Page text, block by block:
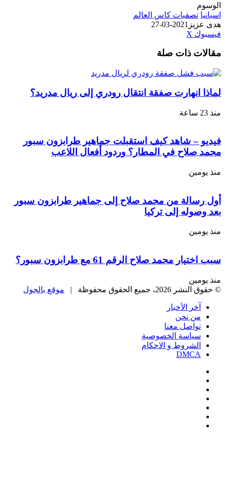
الوسوم
اسبانيا تصفيات كاس العالم
هدى عزيز 2021-03-27
فيسبوك ‫X
البريد
مقالات ذات صلة
لماذا انهارت صفقة انتقال رودري إلى ريال مدريد؟
منذ 23 ساعة
فيديو – شاهد كيف استقبلت جماهير طرابزون سبور
محمد صلاح في المطار؟ وردود أفعال اللاعب
منذ يومين
أول رسالة من محمد صلاح إلى جماهير طرابزون سبور
بعد وصوله إلى تركيا
منذ يومين
سبب اختيار محمد صلاح الرقم 61 مع طرابزون سبور؟
منذ يومين
© حقوق النشر 2026، جميع الحقوق محفوظة |
موقع بالجول
آخر الأخبار
من نحن
تواصل معنا
سياسة الخصوصية
الشروط و الاحكام
DMCA